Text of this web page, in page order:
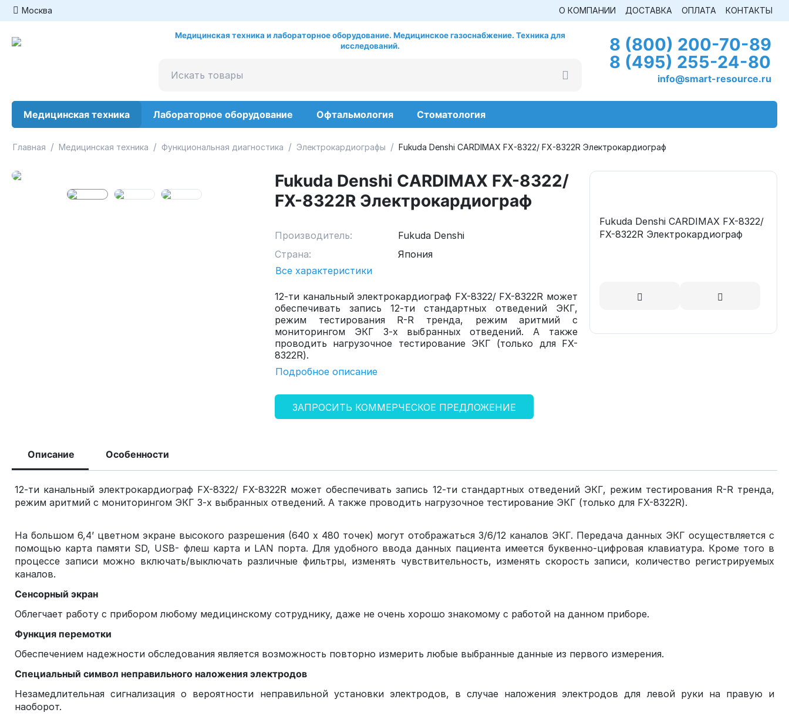
Москва О КОМПАНИИ ДОСТАВКА ОПЛАТА КОНТАКТЫ
Медицинская техника и лабораторное оборудование. Медицинское газоснабжение. Техника для
исследований.
8 (800) 200-70-89
8 (495) 255-24-80
info@smart-resource.ru
Медицинская техника Лабораторное оборудование Офтальмология Стоматология
Главная / Медицинская техника / Функциональная диагностика / Электрокардиографы / Fukuda Denshi CARDIMAX FX-8322/ FX-8322R Электрокардиограф
Fukuda Denshi CARDIMAX FX-8322/
FX-8322R Электрокардиограф
Производитель:
Fukuda Denshi
Страна:
Япония
Все характеристики
12-ти канальный электрокардиограф FX-8322/ FX-8322R может
обеспечивать запись 12-ти стандартных отведений ЭКГ,
режим тестирования R-R тренда, режим аритмий с
мониторингом ЭКГ 3-х выбранных отведений. А также
проводить нагрузочное тестирование ЭКГ (только для FX-
8322R).
Подробное описание
Fukuda Denshi CARDIMAX FX-8322/
FX-8322R Электрокардиограф
ЗАПРОСИТЬ КОММЕРЧЕСКОЕ ПРЕДЛОЖЕНИЕ
Описание Особенности
12-ти канальный электрокардиограф FX-8322/ FX-8322R может обеспечивать запись 12-ти стандартных отведений ЭКГ, режим тестирования R-R тренда,
режим аритмий с мониторингом ЭКГ 3-х выбранных отведений. А также проводить нагрузочное тестирование ЭКГ (только для FX-8322R).
На большом 6,4’ цветном экране высокого разрешения (640 х 480 точек) могут отображаться 3/6/12 каналов ЭКГ. Передача данных ЭКГ осуществляется с
помощью карта памяти SD, USB- флеш карта и LAN порта. Для удобного ввода данных пациента имеется буквенно-цифровая клавиатура. Кроме того в
процессе записи можно включать/выключать различные фильтры, изменять чувствительность, изменять скорость записи, количество регистрируемых
каналов.
Сенсорный экран
Облегчает работу с прибором любому медицинскому сотруднику, даже не очень хорошо знакомому с работой на данном приборе.
Функция перемотки
Обеспечением надежности обследования является возможность повторно измерить любые выбранные данные из первого измерения.
Специальный символ неправильного наложения электродов
Незамедлительная сигнализация о вероятности неправильной установки электродов, в случае наложения электродов для левой руки на правую и
наоборот.